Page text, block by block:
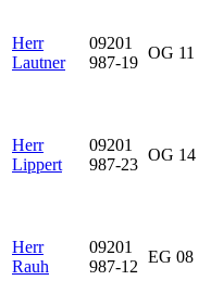
Herr
Lautner
09201
987-19
OG 11
Herr
Lippert
09201
987-23
OG 14
Herr
Rauh
09201
987-12
EG 08